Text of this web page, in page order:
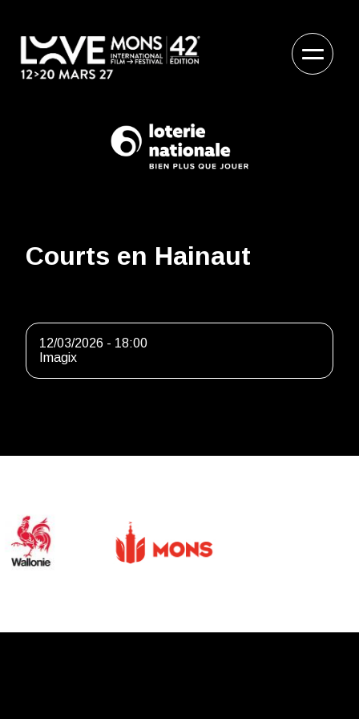
Courts en Hainaut
12/03/2026 - 18:00
Imagix